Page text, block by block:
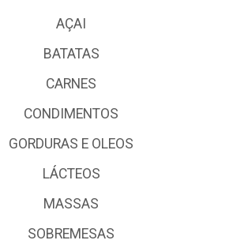
AÇAI
BATATAS
CARNES
CONDIMENTOS
GORDURAS E OLEOS
LÁCTEOS
MASSAS
SOBREMESAS